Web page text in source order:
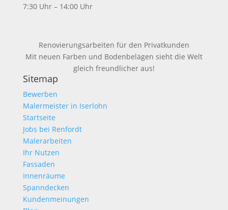
7:30 Uhr – 14:00 Uhr
Renovierungsarbeiten für den Privatkunden
Mit neuen Farben und Bodenbelägen sieht die Welt
gleich freundlicher aus!
Sitemap
Bewerben
Malermeister in Iserlohn
Startseite
Jobs bei Renfordt
Malerarbeiten
Ihr Nutzen
Fassaden
Innenräume
Spanndecken
Kundenmeinungen